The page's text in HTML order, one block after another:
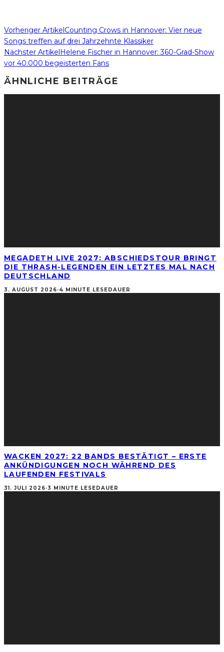
Vorheriger Artikel Counting Crows in Hannover: Vier neue
Songs treffen auf drei Jahrzehnte Klassiker
Nächster Artikel Helene Fischer in Hannover: 360-Grad-Show
vor 40.000 begeisterten Fans
ÄHNLICHE BEITRÄGE
MEGADETH LIVE 2027: ABSCHIEDSTOUR BRINGT
DIE THRASH-LEGENDEN EIN LETZTES MAL NACH
DEUTSCHLAND
3. AUGUST 2026·4 MINUTE LESEDAUER
WACKEN 2027: 22 BANDS BESTÄTIGT – ERSTE
ANKÜNDIGUNGEN NOCH WÄHREND DES
LAUFENDEN FESTIVALS
31. JULI 2026·3 MINUTE LESEDAUER